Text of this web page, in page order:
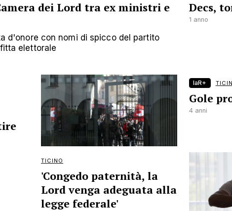
dei Lord tra ex ministri e
d'onore con nomi di spicco del partito
elettorale
Decs,
1 anno
laR+
Gole
4 anni
TICINO
'Congedo paternità, la
Lord venga adeguata alla
legge federale'